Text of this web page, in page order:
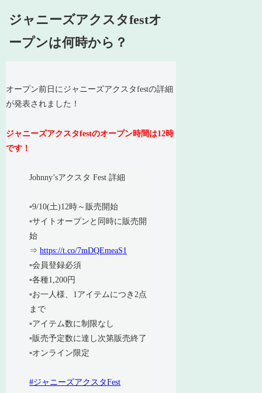
ジャニーズアクスタfestオ
ープンは何時から？
オープン前日にジャニーズアクスタfestの詳細
が発表されました！
ジャニーズアクスタfestのオープン時間は12時
です！
Johnny’sアクスタ Fest 詳細
▫️9/10(土)12時～販売開始
▫️サイトオープンと同時に販売開
始
⇒https://t.co/7mDQEmeaS1
▫️会員登録必須
▫️各種1,200円
▫️お一人様、1アイテムにつき2点
まで
▫️アイテム数に制限なし
▫️販売予定数に達し次第販売終了
▫️オンライン限定
#ジャニーズアクスタFest